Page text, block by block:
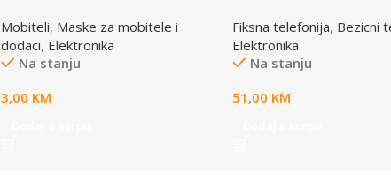
65x100mm
Mobiteli, Maske za mobitele i
dodaci, Elektronika
Na stanju
3,00 KM
Fiksna telefonija, Bezicni
Elektronika
Na stanju
51,00 KM